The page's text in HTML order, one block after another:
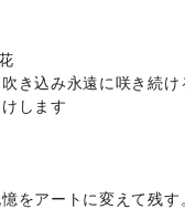
き込み永遠に咲き続け
します
をアートに変えて残す